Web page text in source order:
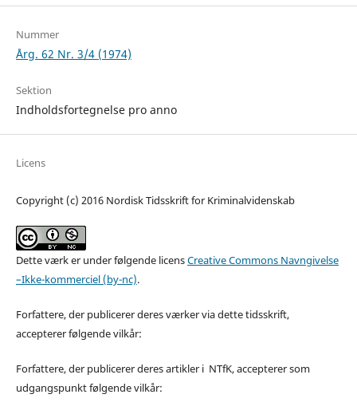
Nummer
Årg. 62 Nr. 3/4 (1974)
Sektion
Indholdsfortegnelse pro anno
Licens
Copyright (c) 2016 Nordisk Tidsskrift for Kriminalvidenskab
Dette værk er under følgende licensCreative Commons Navngivelse
–Ikke-kommerciel (by-nc).
Forfattere, der publicerer deres værker via dette tidsskrift,
accepterer følgende vilkår:
Forfattere, der publicerer deres artikler i NTfK, accepterer som
udgangspunkt følgende vilkår: